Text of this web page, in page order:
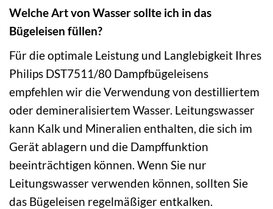
Welche Art von Wasser sollte ich in das
Bügeleisen füllen?
Für die optimale Leistung und Langlebigkeit Ihres
Philips DST7511/80 Dampfbügeleisens
empfehlen wir die Verwendung von destilliertem
oder demineralisiertem Wasser. Leitungswasser
kann Kalk und Mineralien enthalten, die sich im
Gerät ablagern und die Dampffunktion
beeinträchtigen können. Wenn Sie nur
Leitungswasser verwenden können, sollten Sie
das Bügeleisen regelmäßiger entkalken.